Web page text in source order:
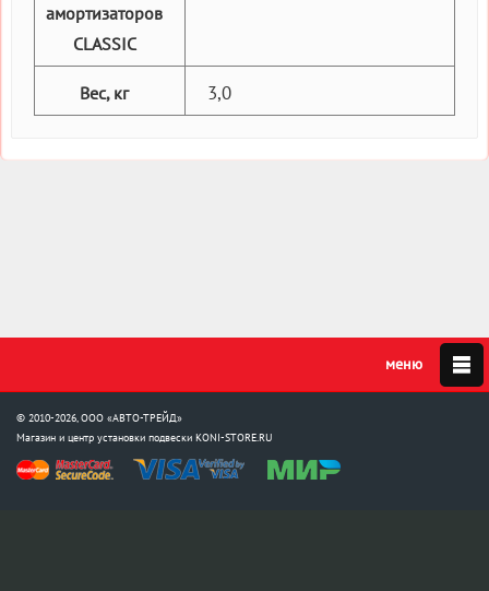
амортизаторов
CLASSIC
Вес, кг 3,0
© 2010-2026, ООО «АВТО-ТРЕЙД»
Магазин и центр установки подвески KONI-STORE.RU